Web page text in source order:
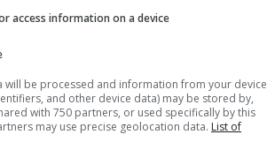
access information on a device
will be processed and information from your device
and other device data) may be stored by,
with 750 partners, or used specifically by this
may use precise geolocation data. List of